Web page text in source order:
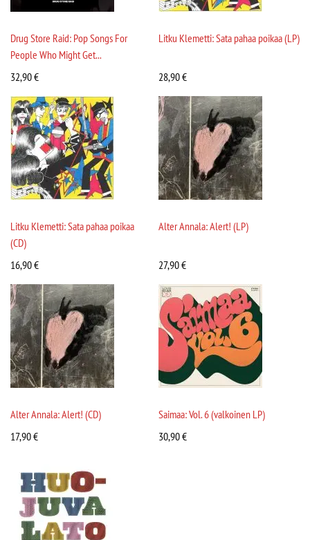
Drug Store Raid: Pop Songs For
People Who Might Get...
32,90€
Litku Klemetti: Sata pahaa poikaa (LP)
28,90€
Litku Klemetti: Sata pahaa poikaa
(CD)
16,90€
Alter Annala: Alert! (LP)
27,90€
Alter Annala: Alert! (CD)
17,90€
Saimaa: Vol. 6 (valkoinen LP)
30,90€